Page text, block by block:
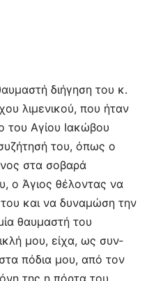
διήγηση του κ.
λιμενικού, που ήταν
του Αγίου Ιακώβου
του, όπως ο
στα σοβαρά
ο Άγιος θέλοντας να
και να δυναμώση την
θαυμαστή του
μου, είχα, ως συν­
πόδια μου, από τον